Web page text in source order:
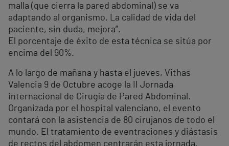
malla (que cierra la pared abdominal) se va
adaptando al organismo. La calidad de vida del
paciente, sin duda, mejora”.
El porcentaje de éxito de esta técnica se sitúa por
encima del 90%.
A lo largo de mañana y hasta el jueves, Vithas
Valencia 9 de Octubre acoge la II Jornada
internacional de Cirugía de Pared Abdominal.
Organizada por el hospital valenciano, el evento
contará con la asistencia de 80 cirujanos de todo el
mundo. El tratamiento de eventraciones y diástasis
de rectos del abdomen centrarán esta jornada.